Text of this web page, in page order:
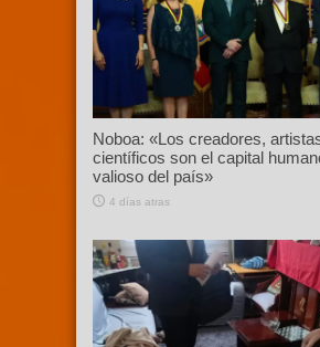
Noboa: «Los creadores,
científicos son el capital
valioso del país»
4 días atras